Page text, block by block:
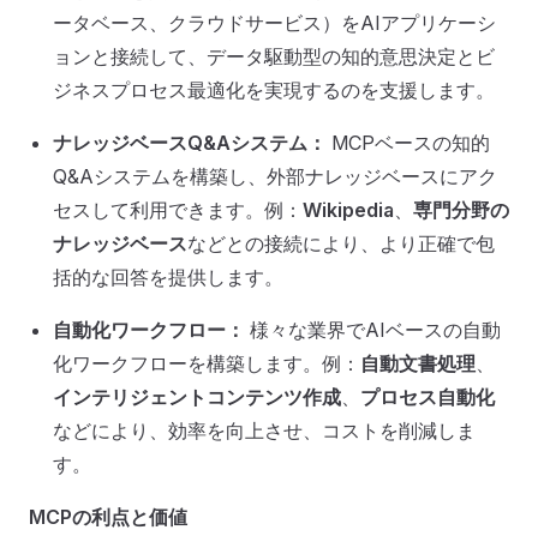
ータベース、クラウドサービス）をAIアプリケーシ
ョンと接続して、データ駆動型の知的意思決定とビ
ジネスプロセス最適化を実現するのを支援します。
ナレッジベースQ&Aシステム： MCPベースの知的
Q&Aシステムを構築し、外部ナレッジベースにアク
セスして利用できます。例： Wikipedia、 専門分野の
ナレッジベースなどとの接続により、より正確で包
括的な回答を提供します。
自動化ワークフロー： 様々な業界でAIベースの自動
化ワークフローを構築します。例： 自動文書処理、
インテリジェントコンテンツ作成、 プロセス自動化
などにより、効率を向上させ、コストを削減しま
す。
MCPの利点と価値